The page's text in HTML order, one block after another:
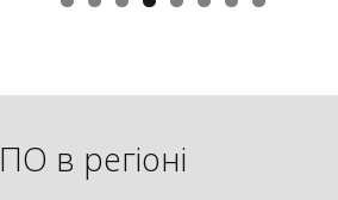
в регіоні